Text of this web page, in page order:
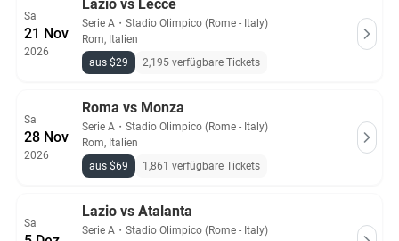
Sa
21 Nov
2026
Lazio vs Lecce
Serie A ・ Stadio Olimpico (Rome - Italy)
Rom, Italien
aus $29
2,195 verfügbare Tickets
Sa
28 Nov
2026
Roma vs Monza
Serie A ・ Stadio Olimpico (Rome - Italy)
Rom, Italien
aus $69
1,861 verfügbare Tickets
Sa
Lazio vs Atalanta
Serie A ・ Stadio Olimpico (Rome - Italy)